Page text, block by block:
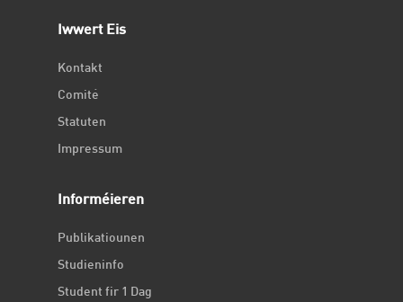
Iwwert Eis
Kontakt
Comité
Statuten
Impressum
Informéieren
Publikatiounen
Studieninfo
Student fir 1 Dag